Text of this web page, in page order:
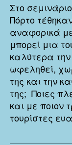
Στο
Πόρτο
αναφορικά
μπορεί μια
καλύτερα
ωφεληθεί,
της και την
της; Ποιες
και με ποιον
τουρίστες